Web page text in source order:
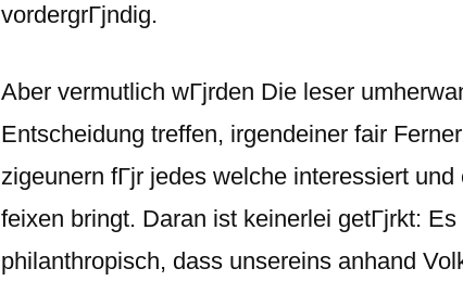
vordergrГјndig.
Aber vermutlich wГјrden Die leser
Entscheidung treffen, irgendeiner fair
zigeunern fГјr jedes welche interessiert
feixen bringt. Daran ist keinerlei getГјrkt:
philanthropisch, dass unsereins anhand